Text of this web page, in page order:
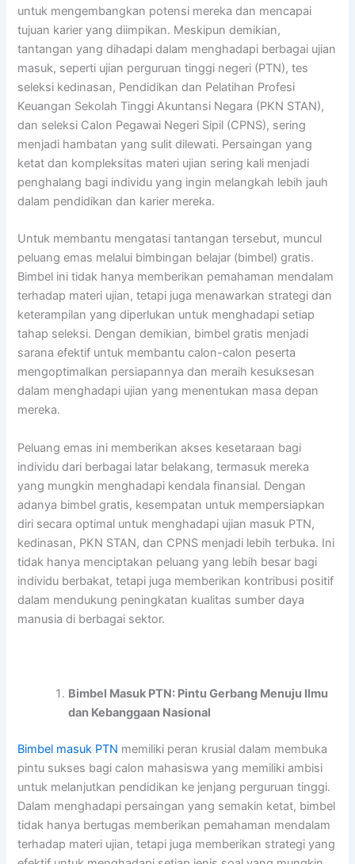
untuk mengembangkan potensi mereka dan mencapai
tujuan karier yang diimpikan. Meskipun demikian,
tantangan yang dihadapi dalam menghadapi berbagai ujian
masuk, seperti ujian perguruan tinggi negeri (PTN), tes
seleksi kedinasan, Pendidikan dan Pelatihan Profesi
Keuangan Sekolah Tinggi Akuntansi Negara (PKN STAN),
dan seleksi Calon Pegawai Negeri Sipil (CPNS), sering
menjadi hambatan yang sulit dilewati. Persaingan yang
ketat dan kompleksitas materi ujian sering kali menjadi
penghalang bagi individu yang ingin melangkah lebih jauh
dalam pendidikan dan karier mereka.
Untuk membantu mengatasi tantangan tersebut, muncul
peluang emas melalui bimbingan belajar (bimbel) gratis.
Bimbel ini tidak hanya memberikan pemahaman mendalam
terhadap materi ujian, tetapi juga menawarkan strategi dan
keterampilan yang diperlukan untuk menghadapi setiap
tahap seleksi. Dengan demikian, bimbel gratis menjadi
sarana efektif untuk membantu calon-calon peserta
mengoptimalkan persiapannya dan meraih kesuksesan
dalam menghadapi ujian yang menentukan masa depan
mereka.
Peluang emas ini memberikan akses kesetaraan bagi
individu dari berbagai latar belakang, termasuk mereka
yang mungkin menghadapi kendala finansial. Dengan
adanya bimbel gratis, kesempatan untuk mempersiapkan
diri secara optimal untuk menghadapi ujian masuk PTN,
kedinasan, PKN STAN, dan CPNS menjadi lebih terbuka. Ini
tidak hanya menciptakan peluang yang lebih besar bagi
individu berbakat, tetapi juga memberikan kontribusi positif
dalam mendukung peningkatan kualitas sumber daya
manusia di berbagai sektor.
Bimbel Masuk PTN: Pintu Gerbang Menuju Ilmu
dan Kebanggaan Nasional
Bimbel masuk PTN memiliki peran krusial dalam membuka
pintu sukses bagi calon mahasiswa yang memiliki ambisi
untuk melanjutkan pendidikan ke jenjang perguruan tinggi.
Dalam menghadapi persaingan yang semakin ketat, bimbel
tidak hanya bertugas memberikan pemahaman mendalam
terhadap materi ujian, tetapi juga memberikan strategi yang